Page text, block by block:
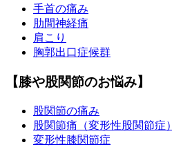
手首の痛み
肋間神経痛
肩こり
胸郭出口症候群
【膝や股関節のお悩み】
股関節の痛み
股関節痛（変形性股関節症）
変形性膝関節症